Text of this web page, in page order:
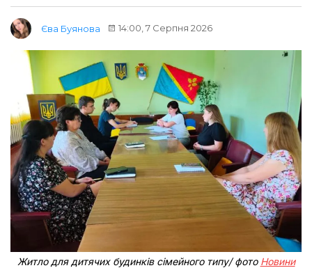
Єва Буянова 14:00, 7 Серпня 2026
Житло для дитячих будинків сімейного типу/ фото Новини